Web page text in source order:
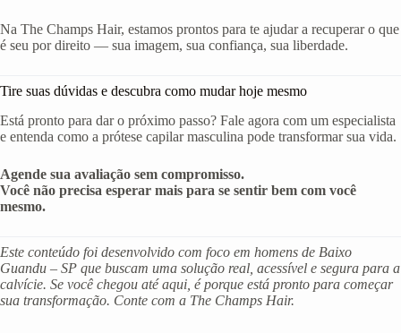
Na The Champs Hair, estamos prontos para te ajudar a recuperar o que
é seu por direito — sua imagem, sua confiança, sua liberdade.
Tire suas dúvidas e descubra como mudar hoje mesmo
Está pronto para dar o próximo passo? Fale agora com um especialista
e entenda como a prótese capilar masculina pode transformar sua vida.
Agende sua avaliação sem compromisso.
Você não precisa esperar mais para se sentir bem com você
mesmo.
Este conteúdo foi desenvolvido com foco em homens de Baixo
Guandu – SP que buscam uma solução real, acessível e segura para a
calvície. Se você chegou até aqui, é porque está pronto para começar
sua transformação. Conte com a The Champs Hair.